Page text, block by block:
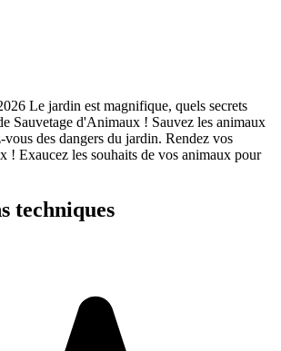
Le jardin est magnifique, quels secrets
Sauvetage d'Animaux ! Sauvez les animaux
des dangers du jardin. Rendez vos
! Exaucez les souhaits de vos animaux pour
techniques